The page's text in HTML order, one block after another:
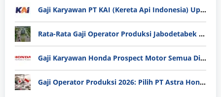
Gaji Karyawan PT KAI (Kereta Api Indonesia) Update 2025
Rata-Rata Gaji Operator Produksi Jabodetabek 2025: Bedah Tuntas UMK, Lemburan, dan Realita Hidup Buruh
Gaji Karyawan Honda Prospect Motor Semua Divisi
Gaji Operator Produksi 2026: Pilih PT Astra Honda Motor (AHM) atau Manufaktur di Jepang?